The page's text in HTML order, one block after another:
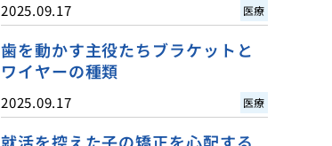
2025.09.17 医療
歯を動かす主役たちブラケットと
ワイヤーの種類
2025.09.17 医療